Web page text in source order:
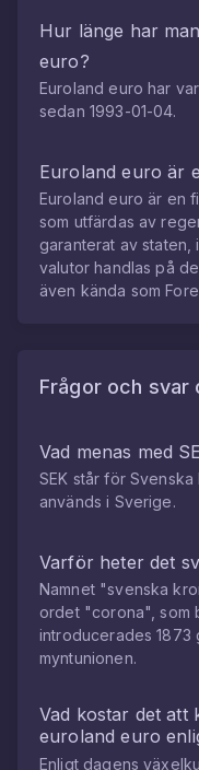
Hur länge har
euro?
Euroland euro har
sedan 1993-01-04.
Euroland euro är
Euroland euro är en
som utfärdas av
garanterat av staten,
valutor handlas på
även kända som
Frågor och svar
Vad menas med
SEK står för
används i Sverige.
Varför heter det
Namnet "svenska
ordet "corona", som
introducerades 1873
myntunionen.
Vad kostar det att
euroland euro
Enligt dagens